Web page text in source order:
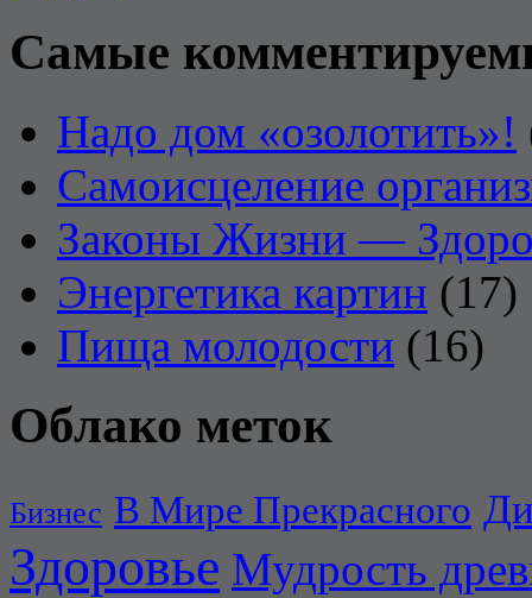
Самые
Надо дом «озолотить»!
Самоисцеление
Законы Жизни —
Энергетика картин (17)
Пища молодости (16)
Облако меток
Бизнес В Мире Прекрасного
Здоровье Мудрость